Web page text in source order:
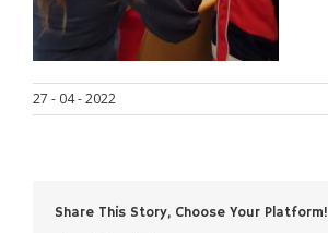
27 - 04 - 2022
Share This Story, Choose Your Platform!